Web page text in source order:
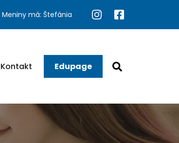
má: Štefánia
Kontakt Edupage